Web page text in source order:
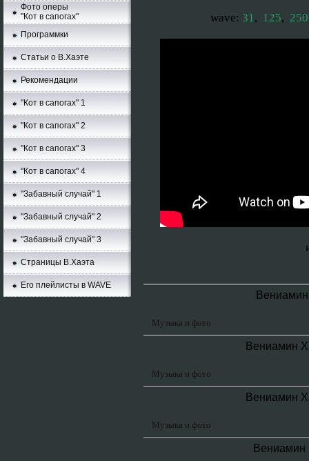
Фото оперы
"Кот в сапогах"
Программки
Статьи о В.Хаэте
Рекомендации
"Кот в сапогах" 1
"Кот в сапогах" 2
"Кот в сапогах" 3
"Кот в сапогах" 4
"Забавный случай" 1
"Забавный случай" 2
"Забавный случай" 3
Страницы В.Хаэта
Его плейлисты в WAVE
wave: 31, 125, 250
Музыка и фото
Вениамин
Музыка и фото
Вениамин
Музыка и фото